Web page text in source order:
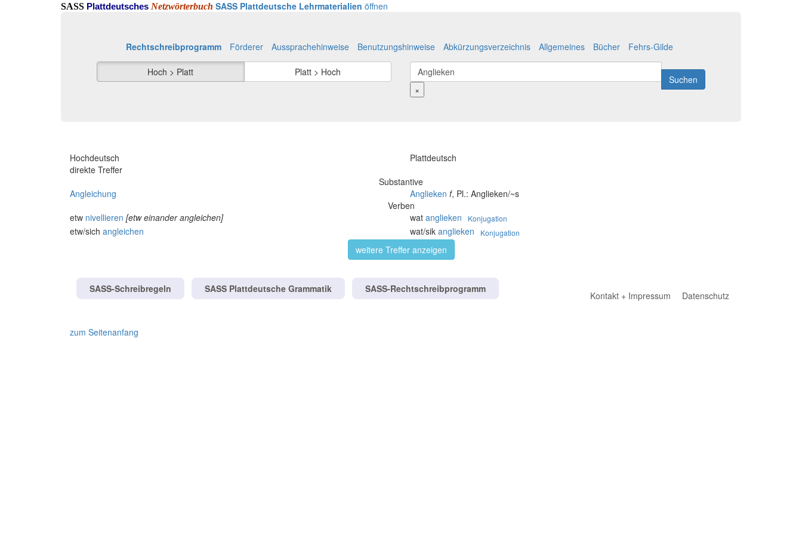
SASS Plattdeutsches Netzwörterbuch SASS Plattdeutsche Lehrmaterialien öffnen
Rechtschreibprogramm Förderer Aussprachehinweise Benutzungshinweise Abkürzungsverzeichnis Allgemeines Bücher Fehrs-Gilde
Hoch > Platt
Platt > Hoch
×
Suchen
Hochdeutsch
Plattdeutsch
direkte Treffer
Substantive
Angleichung
Anglieken f, Pl.: Anglieken/~s
Verben
etw nivellieren [etw einander angleichen] wat anglieken Konjugation
etw/sich angleichen wat/sik anglieken Konjugation
weitere Treffer anzeigen
SASS-Schreibregeln SASS Plattdeutsche Grammatik SASS-Rechtschreibprogramm
Kontakt + Impressum Datenschutz
zum Seitenanfang